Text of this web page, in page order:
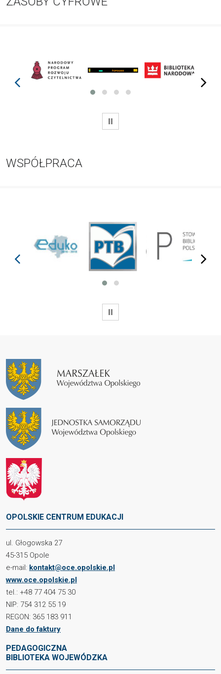
prev next
WSTRZYMAJ
WSPÓŁPRACA
prev next
WSTRZYMAJ
OPOLSKIE CENTRUM EDUKACJI
ul. Głogowska 27
45-315 Opole
e-mail: kontakt@oce.opolskie.pl
www.oce.opolskie.pl
tel.: +48 77 404 75 30
NIP: 754 312 55 19
REGON: 365 183 911
Dane do faktury
PEDAGOGICZNA
BIBLIOTEKA WOJEWÓDZKA